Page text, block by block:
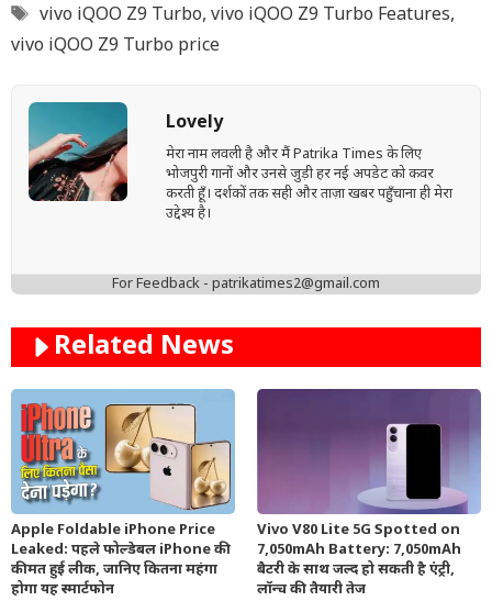
Tags
vivo iQOO Z9 Turbo, vivo iQOO Z9 Turbo Features,
vivo iQOO Z9 Turbo price
Lovely
मेरा नाम लवली है और मैं Patrika Times के लिए
भोजपुरी गानों और उनसे जुड़ी हर नई अपडेट को कवर
करती हूँ। दर्शकों तक सही और ताज़ा खबर पहुँचाना ही मेरा
उद्देश्य है।
For Feedback - patrikatimes2@gmail.com
Related News
Apple Foldable iPhone Price
Leaked: पहले फोल्डेबल iPhone की
कीमत हुई लीक, जानिए कितना महंगा
होगा यह स्मार्टफोन
Vivo V80 Lite 5G Spotted on
7,050mAh Battery: 7,050mAh
बैटरी के साथ जल्द हो सकती है एंट्री,
लॉन्च की तैयारी तेज